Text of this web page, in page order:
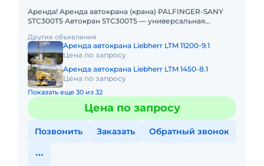
Аренда! Аренда автокрана (крана) PALFINGER-SANY
STC300T5 Автокран STC300T5 — универсальная
строительства и ремон
Другие объявления
Аренда автокрана Liebherr LTM 11200-9.1
Цена по запросу
Аренда автокрана Liebherr LTM 1450-8.1
Цена по запросу
Показать еще 30 из 32
Цена по запросу
Позвонить Заказать Обратный звонок